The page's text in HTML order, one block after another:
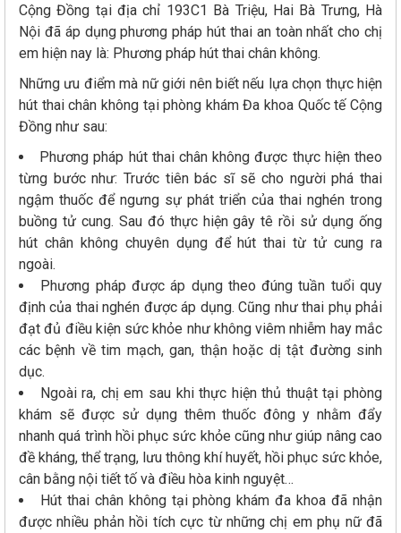
Cộng Đồng tại địa chỉ 193C1 Bà Triệu, Hai Bà Trưng, Hà
Nội đã áp dụng phương pháp hút thai an toàn nhất cho chị
em hiện nay là: Phương pháp hút thai chân không.
Những ưu điểm mà nữ giới nên biết nếu lựa chọn thực hiện
hút thai chân không tại phòng khám Đa khoa Quốc tế Cộng
Đồng như sau:
Phương pháp hút thai chân không được thực hiện theo
từng bước như: Trước tiên bác sĩ sẽ cho người phá thai
ngậm thuốc để ngưng sự phát triển của thai nghén trong
buồng tử cung. Sau đó thực hiện gây tê rồi sử dụng ống
hút chân không chuyên dụng để hút thai từ tử cung ra
ngoài.
Phương pháp được áp dụng theo đúng tuần tuổi quy
định của thai nghén được áp dụng. Cũng như thai phụ phải
đạt đủ điều kiện sức khỏe như không viêm nhiễm hay mắc
các bệnh về tim mạch, gan, thận hoặc dị tật đường sinh
dục.
Ngoài ra, chị em sau khi thực hiện thủ thuật tại phòng
khám sẽ được sử dụng thêm thuốc đông y nhằm đẩy
nhanh quá trình hồi phục sức khỏe cũng như giúp nâng cao
đề kháng, thể trạng, lưu thông khí huyết, hồi phục sức khỏe,
cân bằng nội tiết tố và điều hòa kinh nguyệt…
Hút thai chân không tại phòng khám đa khoa đã nhận
được nhiều phản hồi tích cực từ những chị em phụ nữ đã